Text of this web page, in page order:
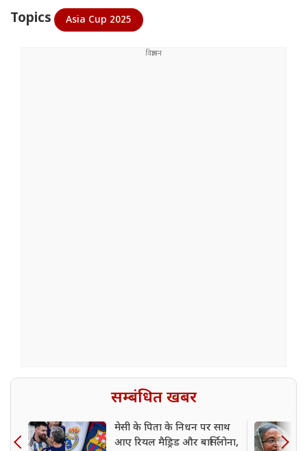
Topics Asia Cup 2025
सम्बंधित खबर
मेसी के पिता के निधन पर साथ
आए रियल मैड्रिड और बार्सिलोना,